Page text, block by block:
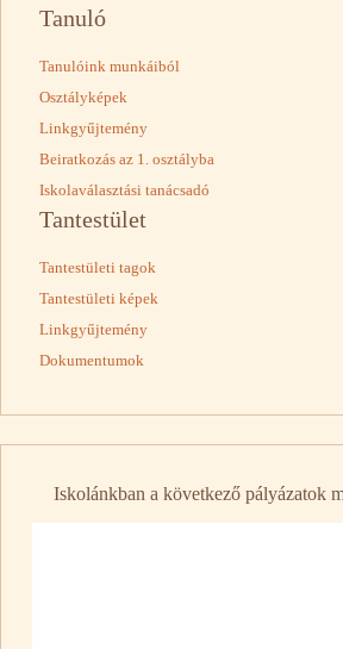
Tanuló
Tanulóink munkáiból
Osztályképek
Linkgyűjtemény
Beiratkozás az 1. osztályba
Iskolaválasztási tanácsadó
Tantestület
Tantestületi tagok
Tantestületi képek
Linkgyűjtemény
Dokumentumok
Iskolánkban a következő pályázatok